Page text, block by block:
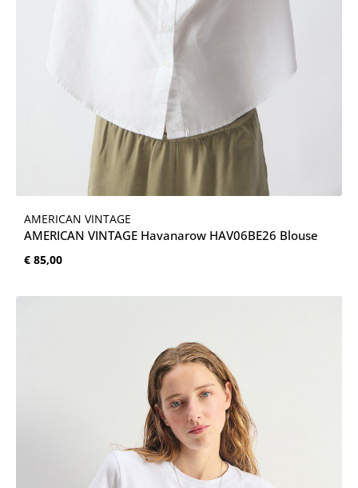
AMERICAN VINTAGE
AMERICAN VINTAGE Havanarow HAV06BE26 Blouse
Normale prijs:
€ 85,00